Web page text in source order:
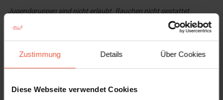
Zustimmung Details Über Cookies
Diese Webseite verwendet Cookies
Jugendgruppen sind nicht erlaubt. Rauchen nicht gestattet.
Das sagen andere Urlauber
4,6 • 22 Bewertungen
Haus
Grundstück
Bereich